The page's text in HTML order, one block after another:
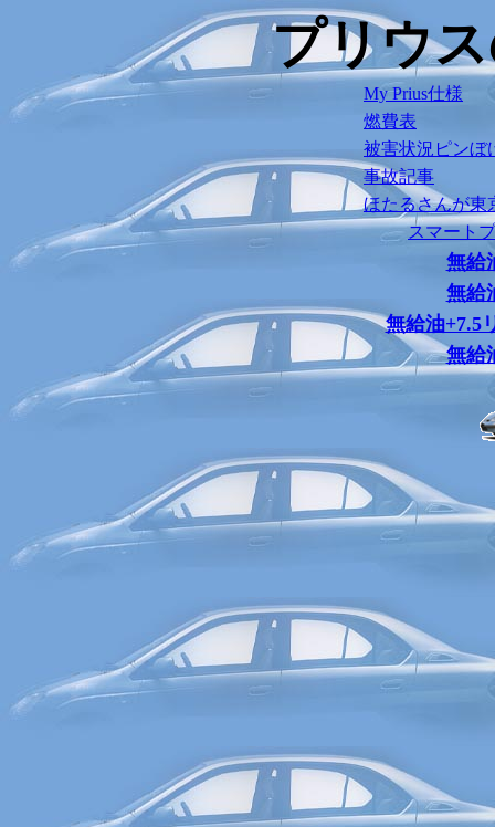
プリウ
My Prius仕様
燃費表
被害状況ピンぼ
事故記事
ほたるさんが東
スマート
無給
無給
無給油+7.5
無給